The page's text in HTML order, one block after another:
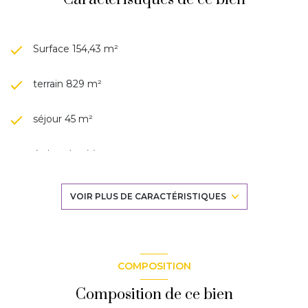
Surface 154,43 m²
terrain 829 m²
séjour 45 m²
4 chambre(s)
VOIR PLUS DE CARACTÉRISTIQUES
COMPOSITION
Composition de ce bien